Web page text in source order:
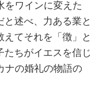
をワインに変えた
と述べ、力ある業と
えてそれを「徴」と
たちがイエスを信じ
ナの婚礼の物語の